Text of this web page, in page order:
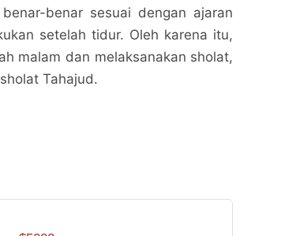
benar sesuai dengan ajaran
setelah tidur. Oleh karena itu,
malam dan melaksanakan sholat,
Tahajud.